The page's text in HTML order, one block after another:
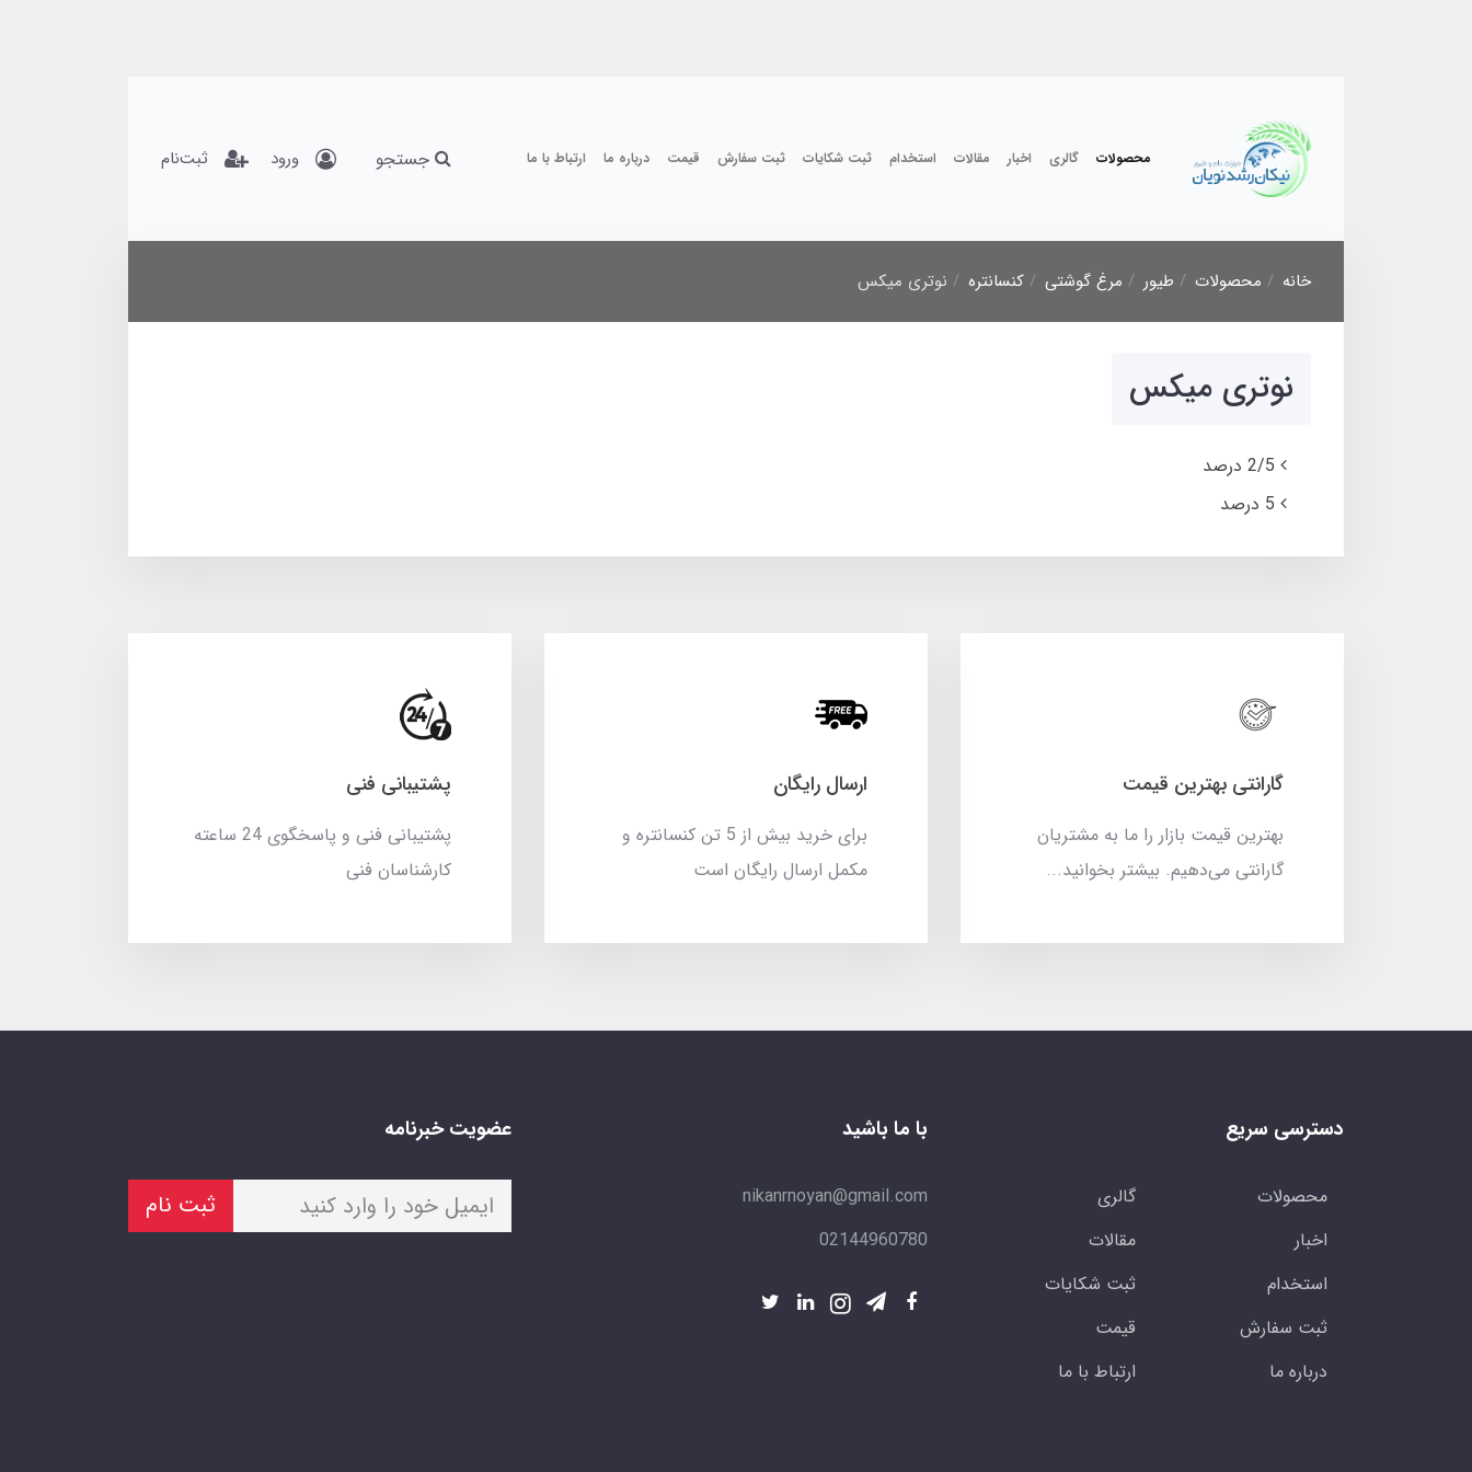
محصولات گالری اخبار مقالات استخدام ثبت شکایات ثبت سفارش قیمت درباره ما ارتباط با ما جستجو ورود ثبت‌نام
خانه محصولات طیور مرغ گوشتی کنسانتره نوتری میکس
نوتری میکس
2/5 درصد
5 درصد
گارانتی بهترین قیمت
بهترین قیمت بازار را ما به مشتریان
گارانتی می‌دهیم. بیشتر بخوانید...
ارسال رایگان
برای خرید بیش از 5 تن کنسانتره و
مکمل ارسال رایگان است
پشتیبانی فنی
پشتیبانی فنی و پاسخگوی 24 ساعته
کارشناسان فنی
دسترسی سریع
محصولات
گالری
اخبار
مقالات
استخدام
ثبت شکایات
ثبت سفارش
قیمت
درباره ما
ارتباط با ما
با ما باشید
nikanrnoyan@gmail.com
02144960780
عضویت خبرنامه
ثبت نام